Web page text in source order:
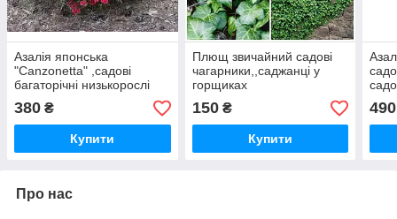
Азалія японська
"Canzonetta" ,садові
багаторічні низькорослі
380 ₴
Купити
Плющ звичайний садові
чагарники,,саджанці у
горщиках
150₴
Купити
490
Про нас